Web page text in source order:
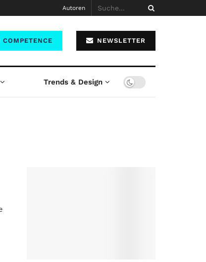
Autoren
COMPETENCE NEWSLETTER
Trends & Design